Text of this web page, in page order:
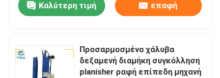
Καλύτερη τιμή επαφή
Προσαρμοσμένο χάλυβα
δεξαμενή διαμήκη συγκόλληση
planisher ραφή επίπεδη μηχανή